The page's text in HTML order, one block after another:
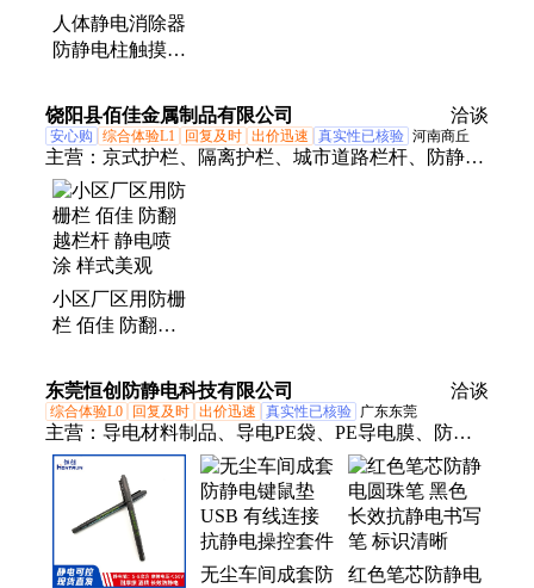
爆充气箱、防爆充气桶、消防呼吸充气泵、消防避火
服、防火防化服、复合洗眼器、六合一气体检测仪
人体静电消除器
防静电柱触摸式
释放柱桩仪
饶阳县佰佳金属制品有限公司 洽谈
安心购 综合体验L1 回复及时 出价迅速 真实性已核验 河南商丘
主营： 京式护栏、隔离护栏、城市道路栏杆、防静
电、市政交通护栏、喷塑铁艺围栏、文化护栏
小区厂区用防栅
栏 佰佳 防翻越
样式美观
东莞恒创防静电科技有限公司 洽谈
综合体验L0 回复及时 出价迅速 真实性已核验 广东东莞
主营： 导电材料制品、导电PE袋、PE导电膜、防静
电材料制品、防静电文具、防静电塑料薄膜、黑色防
静电、防静电塑胶、防静电包装、防静电PE带、防静
电导电条、防静电硒鼓包装纸、防静电保护膜、防静
电硬胶套、防静电文件袋、防静电工卡套、防静电卡
套、防静电胶带、防静电文件夹、防静电过塑膜、防
无尘车间成套防
红色笔芯防静电